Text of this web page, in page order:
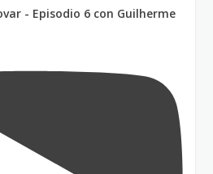
- Episodio 6 con Guilherme